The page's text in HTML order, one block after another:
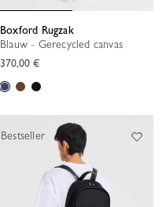
Boxford Rugzak
Blauw - Gerecycled canvas
370,00 €
Bestseller